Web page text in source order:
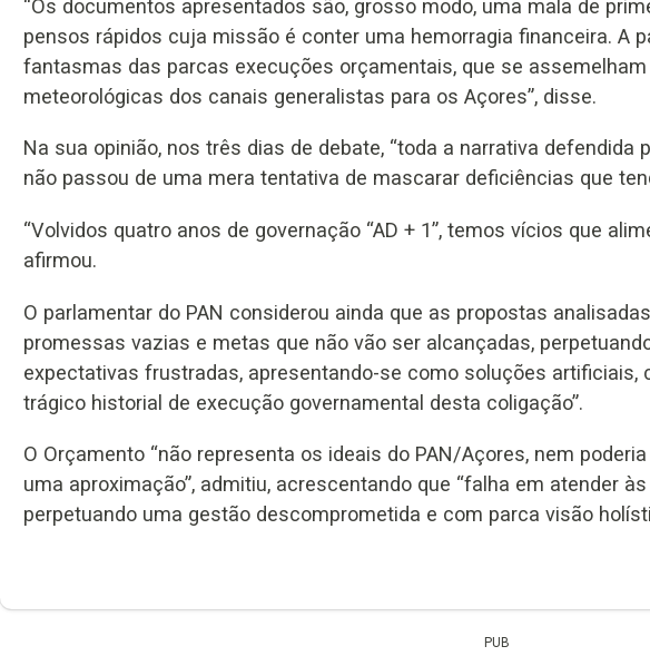
“Os documentos apresentados são, grosso modo, uma mala de
pensos rápidos cuja missão é conter uma hemorragia financeira. A
fantasmas das parcas execuções orçamentais, que se
meteorológicas dos canais generalistas para os Açores”, disse.
Na sua opinião, nos três dias de debate, “toda a narrativa defendida
não passou de uma mera tentativa de mascarar deficiências que
“Volvidos quatro anos de governação “AD + 1”, temos vícios que
afirmou.
O parlamentar do PAN considerou ainda que as propostas
promessas vazias e metas que não vão ser alcançadas,
expectativas frustradas, apresentando-se como soluções artificiais,
trágico historial de execução governamental desta coligação”.
O Orçamento “não representa os ideais do PAN/Açores, nem
uma aproximação”, admitiu, acrescentando que “falha em atender
perpetuando uma gestão descomprometida e com parca visão
PUB